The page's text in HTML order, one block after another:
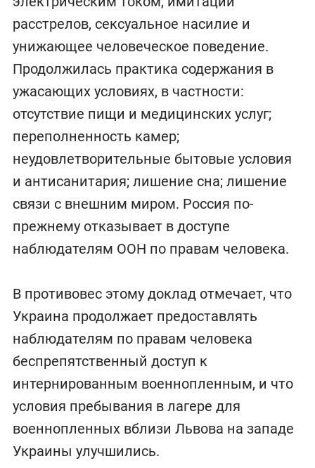
расстрелов, сексуальное насилие и
унижающее человеческое поведение.
Продолжилась практика содержания в
ужасающих условиях, в частности:
отсутствие пищи и медицинских услуг;
переполненность камер;
неудовлетворительные бытовые условия
и антисанитария; лишение сна; лишение
связи с внешним миром. Россия по-
прежнему отказывает в доступе
наблюдателям ООН по правам человека.
В противовес этому доклад отмечает, что
Украина продолжает предоставлять
наблюдателям по правам человека
беспрепятственный доступ к
интернированным военнопленным, и что
условия пребывания в лагере для
военнопленных вблизи Львова на западе
Украины улучшились.